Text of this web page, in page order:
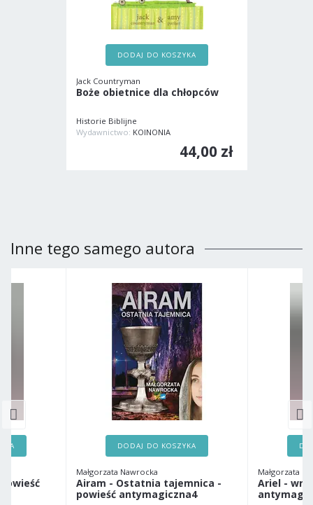
DODAJ DO KOSZYKA
Jack Countryman
Boże obietnice dla chłopców
Historie Biblijne
Wydawnictwo: KOINONIA
44,00 zł
Inne tego samego autora
DODAJ DO KOSZYKA
Małgorzata Nawrocka
Airam - Ostatnia tajemnica -
powieść antymagiczna4
Małgorzata
Ariel -